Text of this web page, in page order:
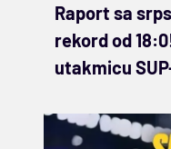
Raport sa
rekord od
utakmicu